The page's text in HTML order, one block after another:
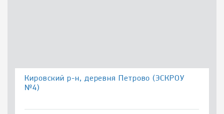
Кировский р-н, деревня Петрово (ЭСКРОУ
№4)